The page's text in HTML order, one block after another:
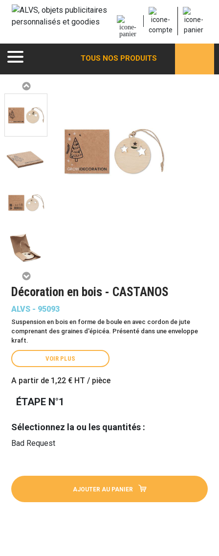
TOUS NOS PRODUITS
Décoration en bois - CASTANOS
ALVS - 95093
Suspension en bois en forme de boule en avec cordon de jute
comprenant des graines d'épicéa. Présenté dans une enveloppe
kraft.
VOIR PLUS
A partir de 1,22 € HT / pièce
ÉTAPE N°1
Sélectionnez la ou les quantités :
Bad Request
AJOUTER AU PANIER